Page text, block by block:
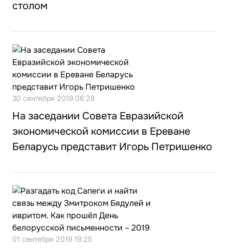
столом
30 сентября 2019 06:28
На заседании Совета Евразийской
экономической комиссии в Ереване
Беларусь представит Игорь Петришенко
01 сентября 2019 19:25